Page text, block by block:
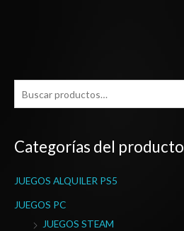
u
c
r
p
Categorías del producto
JUEGOS ALQUILER PS5
JUEGOS PC
JUEGOS STEAM